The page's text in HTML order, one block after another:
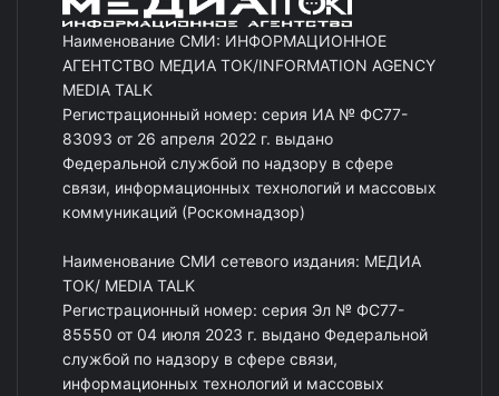
Наименование СМИ: ИНФОРМАЦИОННОЕ
АГЕНТСТВО МЕДИА ТОК/INFORMATION AGENCY
MEDIA TALK
Регистрационный номер: серия ИА № ФС77-
83093 от 26 апреля 2022 г. выдано
Федеральной службой по надзору в сфере
связи, информационных технологий и массовых
коммуникаций (Роскомнадзор)
Наименование СМИ сетевого издания: МЕДИА
ТОК/ MEDIA TALK
Регистрационный номер: серия Эл № ФС77-
85550 от 04 июля 2023 г. выдано Федеральной
службой по надзору в сфере связи,
информационных технологий и массовых